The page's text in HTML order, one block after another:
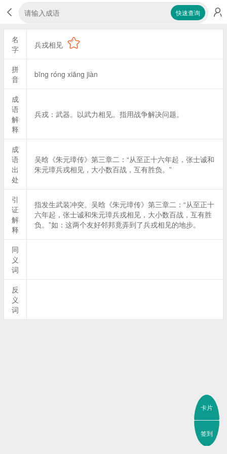
快速查询
名
字
兵戎相见
拼
音
bīng róng xiāng jiàn
成
语
解
释
兵戎：武器。以武力相见。指用战争解决问题。
成
语
出
处
吴晗《朱元璋传》第三章二：“从至正十六年起，张士诚和
朱元璋兵戎相见，大小数百战，互有胜负。”
引
证
解
释
指发生武装冲突。吴晗《朱元璋传》第三章二：“从至正十
六年起，张士诚和朱元璋兵戎相见，大小数百战，互有胜
负。”如：这两个友好邻邦竟弄到了兵戎相见的地步。
同
义
词
反
义
词
卡片
签到